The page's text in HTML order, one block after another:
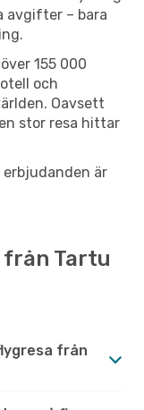
avgifter – bara
155 000
och
Oavsett
stor resa hittar
är
Tartu
från